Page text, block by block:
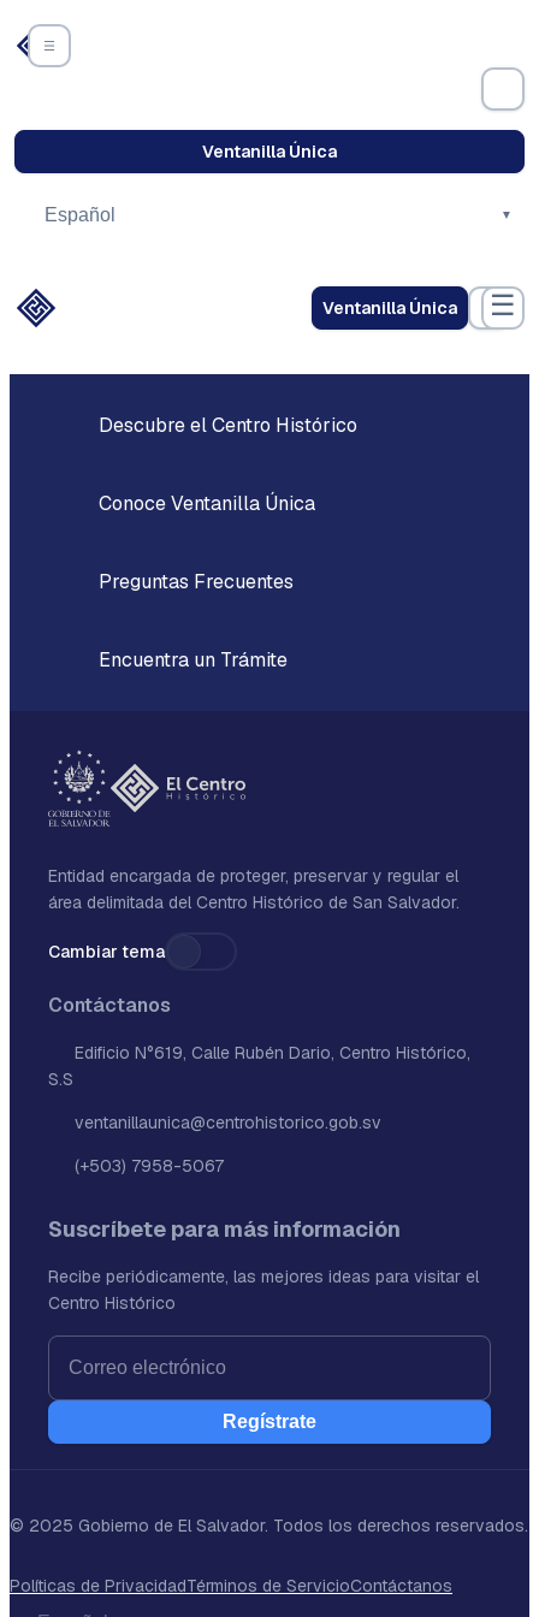
Saltar
al
Ventanilla Única
Ventanilla Única ☰
Descubre el Centro Histórico
Conoce Ventanilla Única
Preguntas Frecuentes
Encuentra un Trámite
Entidad encargada de proteger, preservar y regular el
área delimitada del Centro Histórico de San Salvador.
Cambiar tema
Contáctanos
Edificio N°619, Calle Rubén Dario, Centro Histórico,
S.S
ventanillaunica@centrohistorico.gob.sv
(+503) 7958-5067
Suscríbete para más información
Recibe periódicamente, las mejores ideas para visitar el
Centro Histórico
Regístrate
© 2025 Gobierno de El Salvador. Todos los derechos reservados.
Políticas de PrivacidadTérminos de ServicioContáctanos